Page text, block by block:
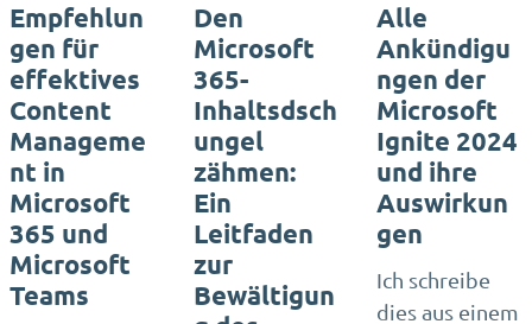
Empfehlun
gen für
effektives
Content
Manageme
nt in
Microsoft
365 und
Microsoft
Teams
Den
Microsoft
365-
Inhaltsdsch
ungel
zähmen:
Ein
Leitfaden
zur
Bewältigun
Alle
Ankündigu
ngen der
Microsoft
Ignite 2024
und ihre
Auswirkun
gen
Ich schreibe
dies aus einem